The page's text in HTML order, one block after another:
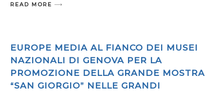
READ MORE
EUROPE MEDIA AL FIANCO DEI MUSEI
NAZIONALI DI GENOVA PER LA
PROMOZIONE DELLA GRANDE MOSTRA
“SAN GIORGIO” NELLE GRANDI